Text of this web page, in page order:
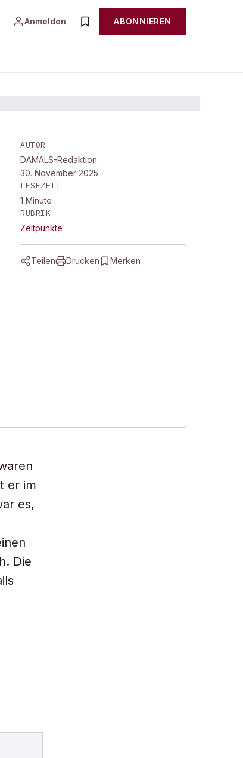
Anmelden ABONNIEREN
AUTOR
DAMALS-Redaktion
30. November 2025
LESEZEIT
1 Minute
RUBRIK
Zeitpunkte
Teilen Drucken Merken
er im
es,
Die